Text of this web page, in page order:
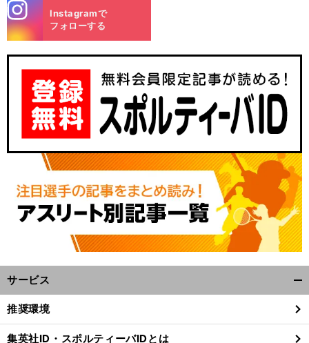
m
Instagramで
フォローする
サービス
閉
推奨環境
集英社ID・スポルティーバIDとは